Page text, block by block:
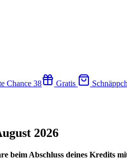
Chance 38 Gratis
2026
beim Abschluss deines Kredits